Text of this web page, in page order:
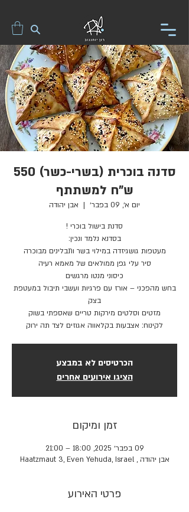
סדנה בוכרית (בשרי-כשר) 550
ש"ח למשתתף
יום א׳, 09 בפבר׳
  |
אבן יהודה
בחש מהפכני – אורז עם פרגיות ועשבי תיבול במעטפת
לקינוח: אצבעות בקלאווה אגוזים לצד תה ירוק
הכרטיסים לא במבצע
הציגו אירועים אחרים
זמן ומיקום
09 בפבר׳ 2025, 18:00 – 21:00
אבן יהודה , Haatzmaut 3, Even Yehuda, Israel
פרטי האירוע